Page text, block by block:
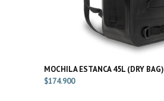
MOCHILA ESTANCA 45L (DRY BAG)
$174.900